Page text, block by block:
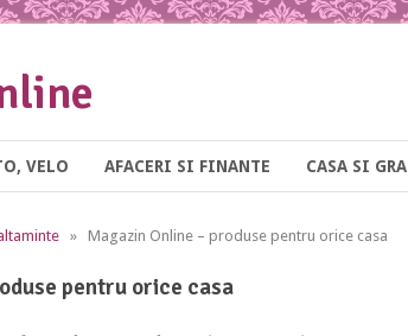
VELO AFACERI SI FINANTE CASA SI
» Magazin Online – produse pentru orice casa
pentru orice casa